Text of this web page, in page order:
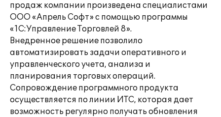
продаж компании произведена специалистами
ООО «Апрель Софт» с помощью программы
«1С:Управление Торговлей 8».
Внедренное решение позволило
автоматизировать задачи оперативного и
управленческого учета, анализа и
планирования торговых операций.
Сопровождение программного продукта
осуществляется по линии ИТС, которая дает
возможность регулярно получать обновления